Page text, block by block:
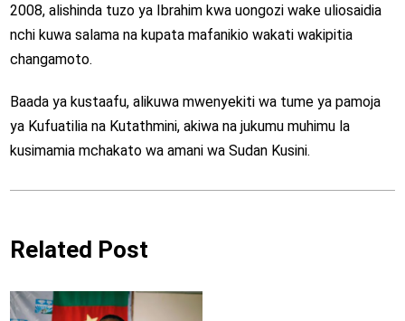
2008, alishinda tuzo ya Ibrahim kwa uongozi wake uliosaidia
nchi kuwa salama na kupata mafanikio wakati wakipitia
changamoto.
Baada ya kustaafu, alikuwa mwenyekiti wa tume ya pamoja
ya Kufuatilia na Kutathmini, akiwa na jukumu muhimu la
kusimamia mchakato wa amani wa Sudan Kusini.
Related Post